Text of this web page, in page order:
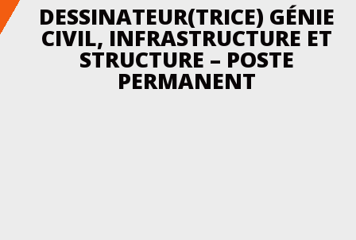
DESSINATEUR(TRICE) GÉNIE
CIVIL, INFRASTRUCTURE ET
STRUCTURE – POSTE
PERMANENT